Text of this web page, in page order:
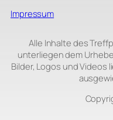
Impressum
Alle Inhalte des
unterliegen dem
Bilder, Logos und Videos